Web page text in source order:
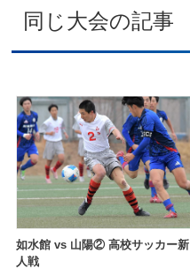
同じ大会の記事
如水館 vs 山陽② 高校サッカー新
人戦